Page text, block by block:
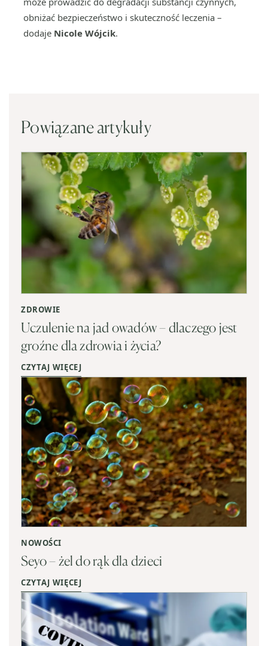
obniżać bezpieczeństwo i skuteczność leczenia –
dodaje Nicole Wójcik.
Powiązane artykuły
ZDROWIE
Uczulenie na jad owadów – dlaczego jest
groźne dla zdrowia i życia?
CZYTAJ WIĘCEJ
NOWOŚCI
Seyo – żel do rąk dla dzieci
CZYTAJ WIĘCEJ